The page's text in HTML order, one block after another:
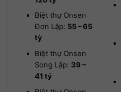
Biệt thự Onsen
Đơn Lập: 55 – 65
tỳ
Biệt thự Onsen
Song Lập: 39 –
41 tỷ